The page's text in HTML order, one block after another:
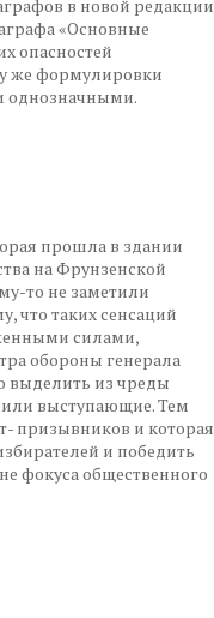
в новой редакции
«Основные
опасностей
же формулировки
однозначными.
прошла в здании
на Фрунзенской
то не заметили
что таких сенсаций
силами,
обороны генерала
выделить из чреды
выступающие. Тем
призывников и которая
и победить
фокуса общественного